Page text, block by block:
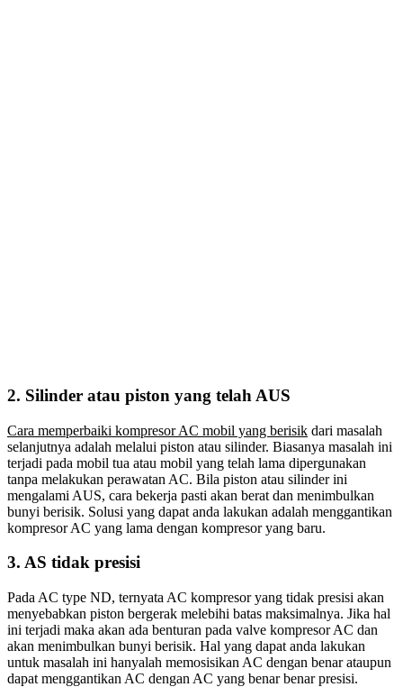
2. Silinder atau piston yang telah AUS
Cara memperbaiki kompresor AC mobil yang berisik dari masalah
selanjutnya adalah melalui piston atau silinder. Biasanya masalah ini
terjadi pada mobil tua atau mobil yang telah lama dipergunakan
tanpa melakukan perawatan AC. Bila piston atau silinder ini
mengalami AUS, cara bekerja pasti akan berat dan menimbulkan
bunyi berisik. Solusi yang dapat anda lakukan adalah menggantikan
kompresor AC yang lama dengan kompresor yang baru.
3. AS tidak presisi
Pada AC type ND, ternyata AC kompresor yang tidak presisi akan
menyebabkan piston bergerak melebihi batas maksimalnya. Jika hal
ini terjadi maka akan ada benturan pada valve kompresor AC dan
akan menimbulkan bunyi berisik. Hal yang dapat anda lakukan
untuk masalah ini hanyalah memosisikan AC dengan benar ataupun
dapat menggantikan AC dengan AC yang benar benar presisi.